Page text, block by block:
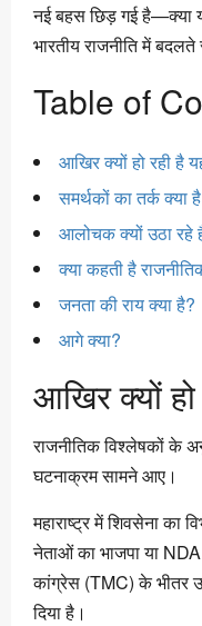
नई बहस छिड़ गई है—क्या
भारतीय राजनीति में
Table of
आखिर क्यों हो रही है
समर्थकों का तर्क क्या
आलोचक क्यों उठा रहे
क्या कहती है
जनता की राय क्या है?
आगे क्या?
आखिर क्यों हो
राजनीतिक विश्लेषकों के
घटनाक्रम सामने आए।
महाराष्ट्र में शिवसेना का
नेताओं का भाजपा या
कांग्रेस (TMC) के भीतर
दिया है।